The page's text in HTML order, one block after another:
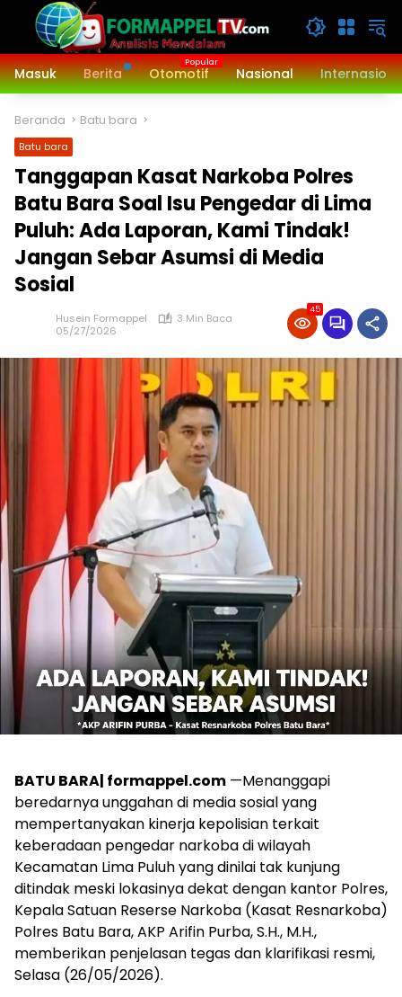
Langsung
konten
Masuk
Berita Otomotif Nasional
Beranda Batu bara
Batu bara
Tanggapan Kasat Narkoba Polres
Batu Bara Soal Isu Pengedar di Lima
Puluh: Ada Laporan, Kami Tindak!
Jangan Sebar Asumsi di Media
Sosial
Husein Formappel
3 Min Baca
05/27/2026
45
BATU BARA| formappel.com —Menanggapi
beredarnya unggahan di media sosial yang
mempertanyakan kinerja kepolisian terkait
keberadaan pengedar narkoba di wilayah
Kecamatan Lima Puluh yang dinilai tak kunjung
ditindak meski lokasinya dekat dengan kantor Polres,
Kepala Satuan Reserse Narkoba (Kasat Resnarkoba)
Polres Batu Bara, AKP Arifin Purba, S.H., M.H.,
memberikan penjelasan tegas dan klarifikasi resmi,
Selasa (26/05/2026).